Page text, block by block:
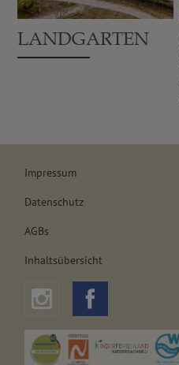
LANDGARTEN
Impressum
Datenschutz
AGBs
Inhaltsübersicht